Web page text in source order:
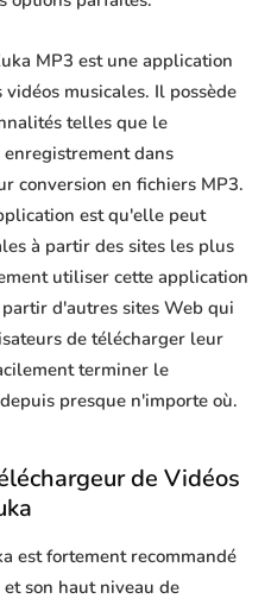
MP3 est une application
musicales. Il possède
telles que le
dans
conversion en fichiers MP3.
est qu'elle peut
à partir des sites les plus
utiliser cette application
d'autres sites Web qui
de télécharger leur
terminer le
presque n'importe où.
de Vidéos
est fortement recommandé
son haut niveau de